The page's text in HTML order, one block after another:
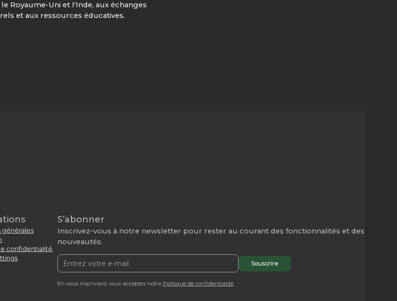
Royaume-Uni et l'Inde, aux échanges
et aux ressources éducatives.
générales
confidentialité
S’abonner
Inscrivez-vous à notre newsletter pour rester au courant des fonctionnalités et des
nouveautés.
En vous inscrivant, vous acceptez notre Politique de confidentialité.